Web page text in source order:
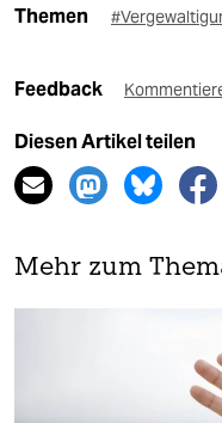
Themen
Feedback
Diesen Artikel teilen
Mehr zum